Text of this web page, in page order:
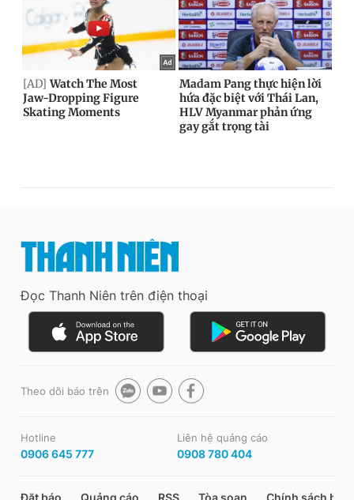
Đọc Thanh Niên trên điện thoại
Theo dõi báo trên
Hotline
0906 645 777
Liên hệ quảng cáo
0908 780 404